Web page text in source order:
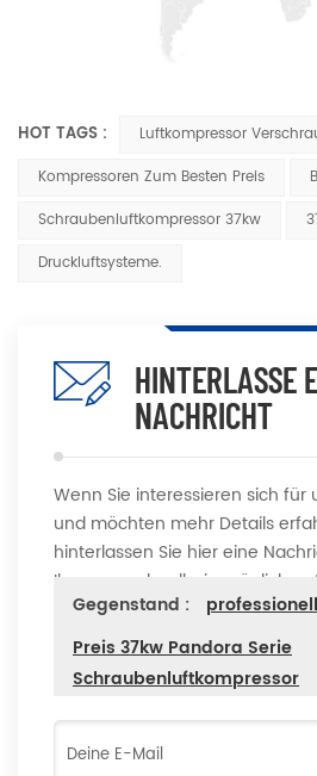
HOT TAGS :
Luftkompressor
Kompressoren Zum Besten Preis
Schraubenluftkompressor 37kw
Druckluftsysteme.
HINTERLASSE
NACHRICHT
Wenn Sie interessieren sich für
und möchten mehr Details
hinterlassen Sie hier eine
Ihnen so schnell wie möglich
Gegenstand :
Preis 37kw Pandora Serie
Schraubenluftkompressor